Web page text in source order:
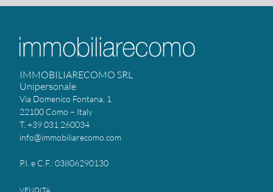
IMMOBILIARECOMO SRL
Unipersonale
Via Domenico Fontana, 1
22100 Como – Italy
T. +39 031 260034
info@immobiliarecomo.com
P.I. e C.F.: 03806290130
VENDITA